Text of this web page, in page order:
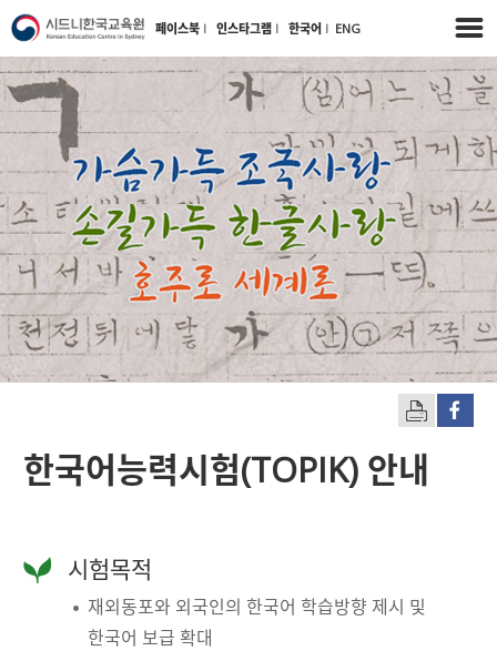
페이스북 l 인스타그램 l 한국어 l ENG
한국어능력시험(TOPIK) 안내
시험목적
재외동포와 외국인의 한국어 학습방향 제시 및
한국어 보급 확대